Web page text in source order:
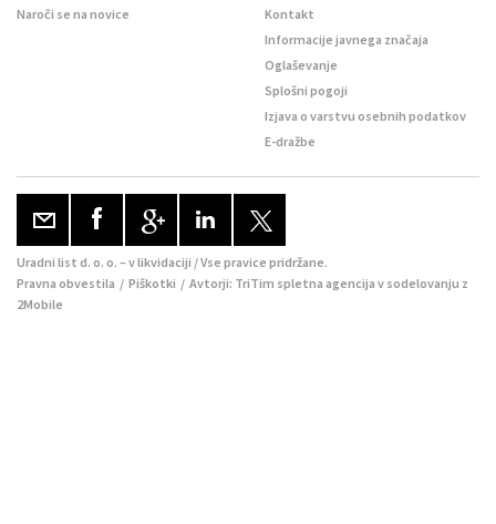
Naroči se na novice
Kontakt
Informacije javnega značaja
Oglaševanje
Splošni pogoji
Izjava o varstvu osebnih podatkov
E-dražbe
Uradni list d. o. o. – v likvidaciji / Vse pravice pridržane.
Pravna obvestila / Piškotki / Avtorji: TriTim spletna agencija v sodelovanju z
2Mobile